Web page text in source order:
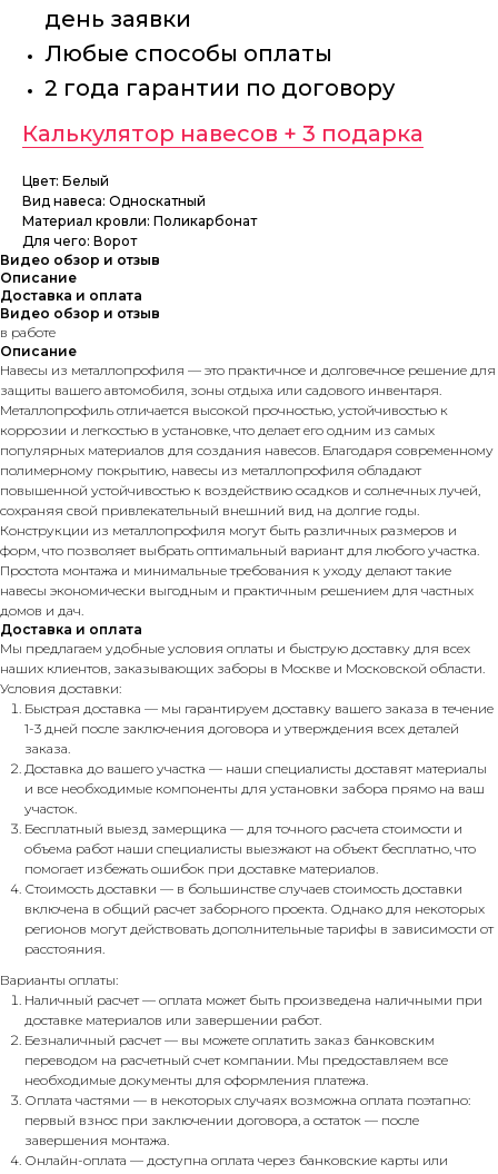
день заявки
Любые способы оплаты
2 года гарантии по договору
Калькулятор навесов + 3 подарка
Цвет: Белый
Вид навеса: Односкатный
Материал кровли: Поликарбонат
Для чего: Ворот
Видео обзор и отзыв
Описание
Доставка и оплата
Видео обзор и отзыв
в работе
Описание
Навесы из металлопрофиля — это практичное и долговечное решение для
защиты вашего автомобиля, зоны отдыха или садового инвентаря.
Металлопрофиль отличается высокой прочностью, устойчивостью к
коррозии и легкостью в установке, что делает его одним из самых
популярных материалов для создания навесов. Благодаря современному
полимерному покрытию, навесы из металлопрофиля обладают
повышенной устойчивостью к воздействию осадков и солнечных лучей,
сохраняя свой привлекательный внешний вид на долгие годы.
Конструкции из металлопрофиля могут быть различных размеров и
форм, что позволяет выбрать оптимальный вариант для любого участка.
Простота монтажа и минимальные требования к уходу делают такие
навесы экономически выгодным и практичным решением для частных
домов и дач.
Доставка и оплата
Мы предлагаем удобные условия оплаты и быструю доставку для всех
наших клиентов, заказывающих заборы в Москве и Московской области.
Условия доставки:
Быстрая доставка — мы гарантируем доставку вашего заказа в течение
1-3 дней после заключения договора и утверждения всех деталей
заказа.
Доставка до вашего участка — наши специалисты доставят материалы
и все необходимые компоненты для установки забора прямо на ваш
участок.
Бесплатный выезд замерщика — для точного расчета стоимости и
объема работ наши специалисты выезжают на объект бесплатно, что
помогает избежать ошибок при доставке материалов.
Стоимость доставки — в большинстве случаев стоимость доставки
включена в общий расчет заборного проекта. Однако для некоторых
регионов могут действовать дополнительные тарифы в зависимости от
расстояния.
Варианты оплаты:
Наличный расчет — оплата может быть произведена наличными при
доставке материалов или завершении работ.
Безналичный расчет — вы можете оплатить заказ банковским
переводом на расчетный счет компании. Мы предоставляем все
необходимые документы для оформления платежа.
Оплата частями — в некоторых случаях возможна оплата поэтапно:
первый взнос при заключении договора, а остаток — после
завершения монтажа.
Онлайн-оплата — доступна оплата через банковские карты или